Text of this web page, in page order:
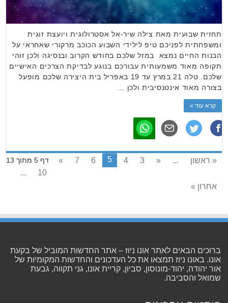
תחזית שבועית מאת צילה שיר-אל אסטרולוגית ויועצת זוגית
ומשפחתית לפניכם טיפ לילידי השבוע הכוכב מרקורי שאחראי על
הבנות החיים נמצא במזל שלכם בחודש הקרוב ובנסיגה ולכן זוהי
תקופה מאוד משמעותית עבורכם בנוגע לבדיקת הצרכים האישיים
שלכם. טלה 21 במרץ עד 19 באפריל בית היצירה שלכם מופעל
בצורה מאוד אינטנסיבית ולכן …
קרא עוד »
דף 5 מתוך 13 « ראשון ...
«
3
4
5
6
7
»
10
...
אחרון »
ברוכים הבאים לאתר אונו ניוז – אתר החדשות המוביל של בקעת
אונו. באונו ניוז תמצאו את כל העדכונים והחדשות המקומיות של
אור יהודה, יהוד-מונוסון, סביון, קריית אונו, גני תקווה, גבעת
שמואל והסביבה.